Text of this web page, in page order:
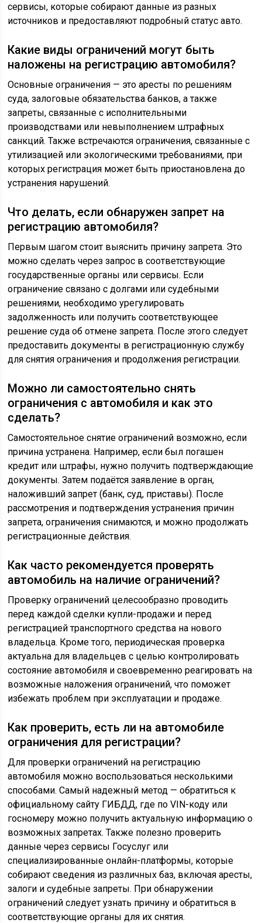
сервисы, которые собирают данные из разных
источников и предоставляют подробный статус авто.
Какие виды ограничений могут быть
наложены на регистрацию автомобиля?
Основные ограничения — это аресты по решениям
суда, залоговые обязательства банков, а также
запреты, связанные с исполнительными
производствами или невыполнением штрафных
санкций. Также встречаются ограничения, связанные с
утилизацией или экологическими требованиями, при
которых регистрация может быть приостановлена до
устранения нарушений.
Что делать, если обнаружен запрет на
регистрацию автомобиля?
Первым шагом стоит выяснить причину запрета. Это
можно сделать через запрос в соответствующие
государственные органы или сервисы. Если
ограничение связано с долгами или судебными
решениями, необходимо урегулировать
задолженность или получить соответствующее
решение суда об отмене запрета. После этого следует
предоставить документы в регистрационную службу
для снятия ограничения и продолжения регистрации.
Можно ли самостоятельно снять
ограничения с автомобиля и как это
сделать?
Самостоятельное снятие ограничений возможно, если
причина устранена. Например, если был погашен
кредит или штрафы, нужно получить подтверждающие
документы. Затем подаётся заявление в орган,
наложивший запрет (банк, суд, приставы). После
рассмотрения и подтверждения устранения причин
запрета, ограничения снимаются, и можно продолжать
регистрационные действия.
Как часто рекомендуется проверять
автомобиль на наличие ограничений?
Проверку ограничений целесообразно проводить
перед каждой сделки купли-продажи и перед
регистрацией транспортного средства на нового
владельца. Кроме того, периодическая проверка
актуальна для владельцев с целью контролировать
состояние автомобиля и своевременно реагировать на
возможные наложения ограничений, что поможет
избежать проблем при эксплуатации и продаже.
Как проверить, есть ли на автомобиле
ограничения для регистрации?
Для проверки ограничений на регистрацию
автомобиля можно воспользоваться несколькими
способами. Самый надежный метод — обратиться к
официальному сайту ГИБДД, где по VIN-коду или
госномеру можно получить актуальную информацию о
возможных запретах. Также полезно проверить
данные через сервисы Госуслуг или
специализированные онлайн-платформы, которые
собирают сведения из различных баз, включая аресты,
залоги и судебные запреты. При обнаружении
ограничений следует узнать причину и обратиться в
соответствующие органы для их снятия.